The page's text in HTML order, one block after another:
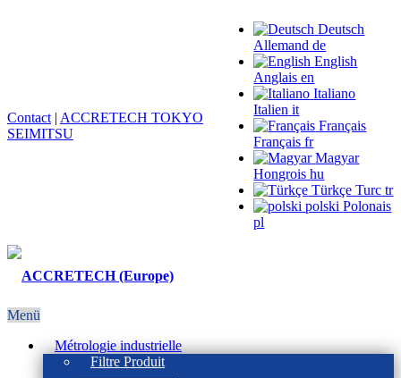
Deutsch
Allemand de
English
Anglais en
Italiano
Italien it
Français
Français fr
Magyar
Hongrois hu
Türkçe Turc tr
polski Polonais
pl
Contact | ACCRETECH TOKYO
SEIMITSU
Menü
Métrologie industrielle
Filtre Produit